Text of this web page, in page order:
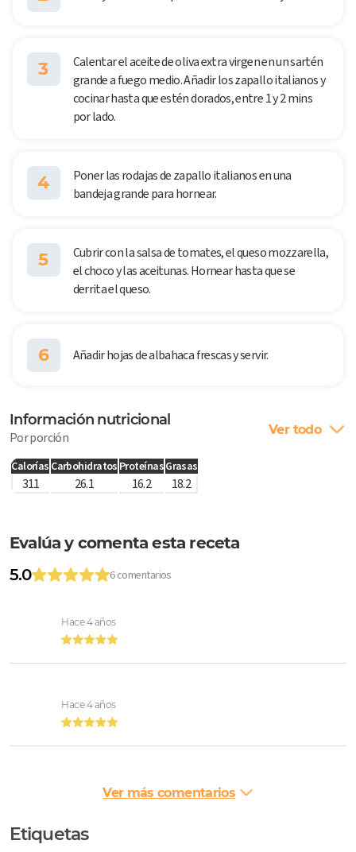
3
Calentar el aceite de oliva extra virgen en un sartén
grande a fuego medio. Añadir los zapallo italianos y
cocinar hasta que estén dorados, entre 1 y 2 mins
por lado.
4
Poner las rodajas de zapallo italianos en una
bandeja grande para hornear.
5
Cubrir con la salsa de tomates, el queso mozzarella,
el choco y las aceitunas. Hornear hasta que se
derrita el queso.
6 Añadir hojas de albahaca frescas y servir.
Información nutricional
Por porción Ver todo
Calorías Carbohidratos ProteínasGrasas
311 26.1 16.2 18.2
Evalúa y comenta esta receta
5.0
6 comentarios
Hace 4 años
Hace 4 años
Ver más comentarios
Etiquetas